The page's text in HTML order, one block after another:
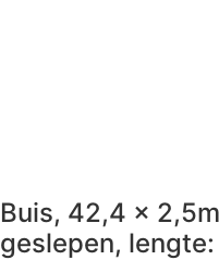
Buis, 42,4 x
geslepen,